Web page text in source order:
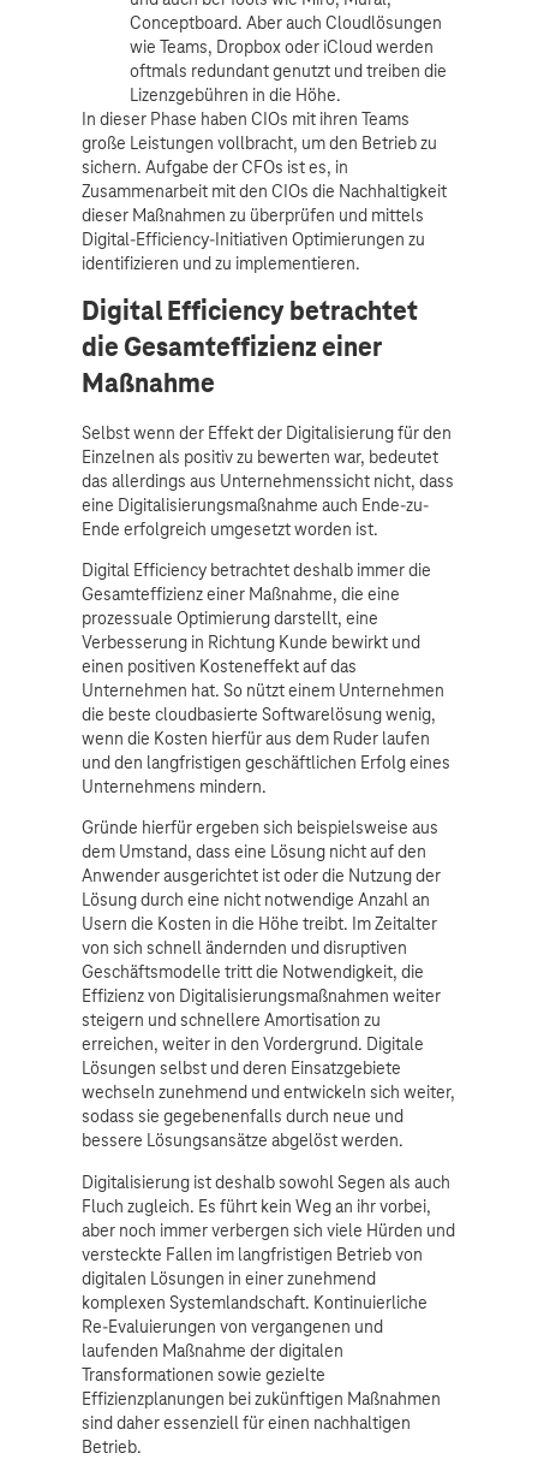
Conceptboard. Aber auch Cloudlösungen
wie Teams, Dropbox oder iCloud werden
oftmals redundant genutzt und treiben die
Lizenzgebühren in die Höhe.
In dieser Phase haben CIOs mit ihren Teams
große Leistungen vollbracht, um den Betrieb zu
sichern. Aufgabe der CFOs ist es, in
Zusammenarbeit mit den CIOs die Nachhaltigkeit
dieser Maßnahmen zu überprüfen und mittels
Digital-Efficiency-Initiativen Optimierungen zu
identifizieren und zu implementieren.
Digital Efficiency betrachtet
die Gesamteffizienz einer
Maßnahme
Selbst wenn der Effekt der Digitalisierung für den
Einzelnen als positiv zu bewerten war, bedeutet
das allerdings aus Unternehmenssicht nicht, dass
eine Digitalisierungsmaßnahme auch Ende-zu-
Ende erfolgreich umgesetzt worden ist.
Digital Efficiency betrachtet deshalb immer die
Gesamteffizienz einer Maßnahme, die eine
prozessuale Optimierung darstellt, eine
Verbesserung in Richtung Kunde bewirkt und
einen positiven Kosteneffekt auf das
Unternehmen hat. So nützt einem Unternehmen
die beste cloudbasierte Softwarelösung wenig,
wenn die Kosten hierfür aus dem Ruder laufen
und den langfristigen geschäftlichen Erfolg eines
Unternehmens mindern.
Gründe hierfür ergeben sich beispielsweise aus
dem Umstand, dass eine Lösung nicht auf den
Anwender ausgerichtet ist oder die Nutzung der
Lösung durch eine nicht notwendige Anzahl an
Usern die Kosten in die Höhe treibt. Im Zeitalter
von sich schnell ändernden und disruptiven
Geschäftsmodelle tritt die Notwendigkeit, die
Effizienz von Digitalisierungsmaßnahmen weiter
steigern und schnellere Amortisation zu
erreichen, weiter in den Vordergrund. Digitale
Lösungen selbst und deren Einsatzgebiete
wechseln zunehmend und entwickeln sich weiter,
sodass sie gegebenenfalls durch neue und
bessere Lösungsansätze abgelöst werden.
Digitalisierung ist deshalb sowohl Segen als auch
Fluch zugleich. Es führt kein Weg an ihr vorbei,
aber noch immer verbergen sich viele Hürden und
versteckte Fallen im langfristigen Betrieb von
digitalen Lösungen in einer zunehmend
komplexen Systemlandschaft. Kontinuierliche
Re-Evaluierungen von vergangenen und
laufenden Maßnahme der digitalen
Transformationen sowie gezielte
Effizienzplanungen bei zukünftigen Maßnahmen
sind daher essenziell für einen nachhaltigen
Betrieb.